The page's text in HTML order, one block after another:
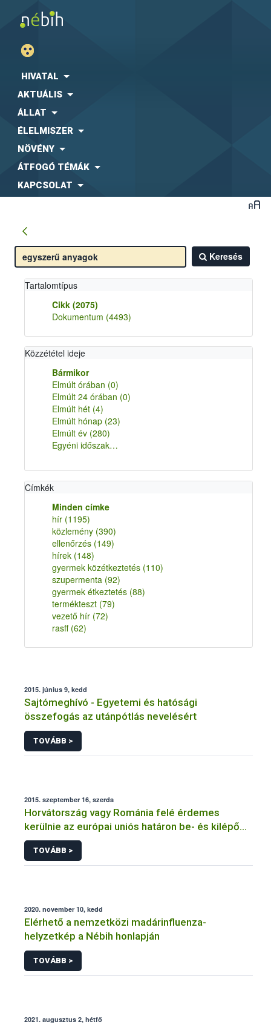
HIVATAL
AKTUÁLIS
ÁLLAT
ÉLELMISZER
NÖVÉNY
ÁTFOGÓ TÉMÁK
KAPCSOLAT
Keresés
Tartalomtípus
Cikk (2075)
Dokumentum (4493)
Közzététel ideje
Bármikor
Elmúlt órában (0)
Elmúlt 24 órában (0)
Elmúlt hét (4)
Elmúlt hónap (23)
Elmúlt év (280)
Egyéni időszak…
Címkék
Minden címke
hír (1195)
közlemény (390)
ellenőrzés (149)
hírek (148)
gyermek közétkeztetés (110)
szupermenta (92)
gyermek étkeztetés (88)
termékteszt (79)
vezető hír (72)
rasff (62)
2015. június 9, kedd
Sajtómeghívó - Egyetemi és hatósági
összefogás az utánpótlás nevelésért
TOVÁBB >
2015. szeptember 16, szerda
Horvátország vagy Románia felé érdemes
kerülnie az európai uniós határon be- és kilépő
szállítmányoknak
TOVÁBB >
2020. november 10, kedd
Elérhető a nemzetközi madárinfluenza-
helyzetkép a Nébih honlapján
TOVÁBB >
2021. augusztus 2, hétfő